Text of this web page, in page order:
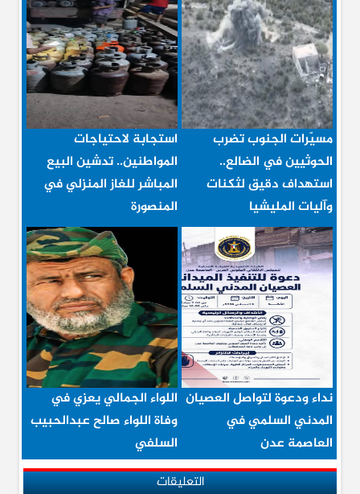
مسيّرات الجنوب تضرب
الحوثيين في الضالع..
استهداف دقيق لثكنات
وآليات المليشيا
استجابة لاحتياجات
المواطنين.. تدشين البيع
المباشر للغاز المنزلي في
المنصورة
نداء ودعوة لتواصل العصيان
المدني السلمي في
العاصمة عدن
اللواء الجمالي يعزي في
وفاة اللواء صالح عبدالحبيب
السلفي
التعليقات